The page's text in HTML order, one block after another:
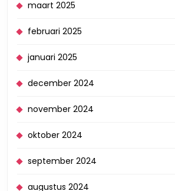
maart 2025
februari 2025
januari 2025
december 2024
november 2024
oktober 2024
september 2024
augustus 2024